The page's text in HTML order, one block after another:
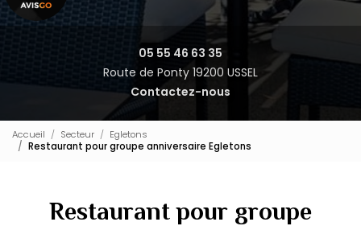
05 55 46 63 35
Route de Ponty 19200 USSEL
Contactez-nous
Voir le certificat
Accueil Secteur
Egletons
Restaurant pour groupe anniversaire Egletons
Restaurant pour groupe